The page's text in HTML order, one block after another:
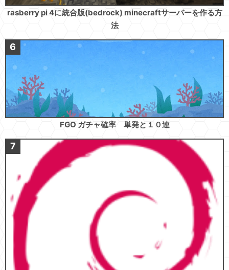
rasberry pi 4に統合版(bedrock) minecraftサーバーを作る方
法
FGO ガチャ確率 単発と１０連